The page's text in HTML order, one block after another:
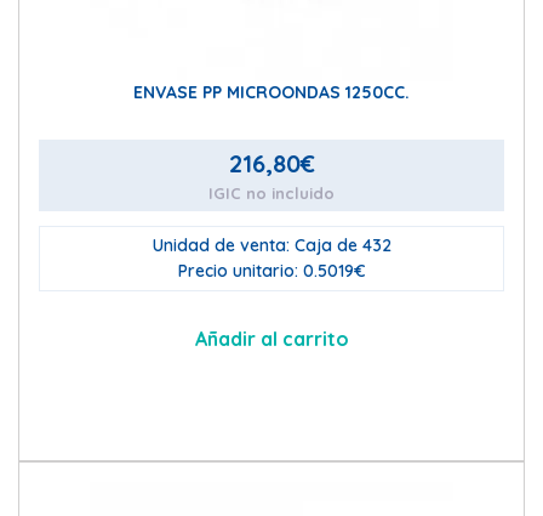
ENVASE PP MICROONDAS 1250CC.
216,80€
IGIC no incluido
Unidad de venta: Caja de 432
Precio unitario: 0.5019€
Añadir al carrito